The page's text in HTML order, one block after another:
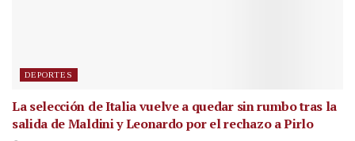
DEPORTES
La selección de Italia vuelve a quedar sin rumbo tras la
salida de Maldini y Leonardo por el rechazo a Pirlo